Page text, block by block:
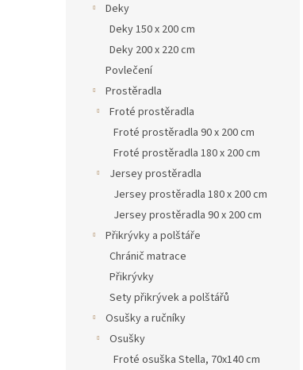
Deky
Deky 150 x 200 cm
Deky 200 x 220 cm
Povlečení
Prostěradla
Froté prostěradla
Froté prostěradla 90 x 200 cm
Froté prostěradla 180 x 200 cm
Jersey prostěradla
Jersey prostěradla 180 x 200 cm
Jersey prostěradla 90 x 200 cm
Přikrývky a polštáře
Chránič matrace
Přikrývky
Sety přikrývek a polštářů
Osušky a ručníky
Osušky
Froté osuška Stella, 70x140 cm